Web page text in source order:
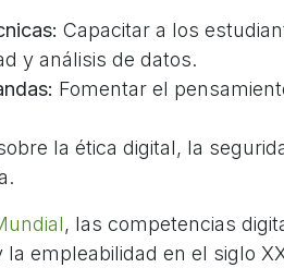
Capacitar a los
y análisis de datos.
Fomentar el
la ética digital, la
, las competencias
empleabilidad en el siglo